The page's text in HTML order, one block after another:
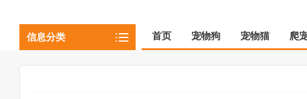
信息分类 首页 宠物狗 宠物猫 爬